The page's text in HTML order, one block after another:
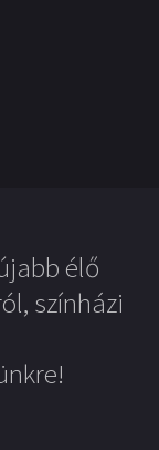
élő
színházi